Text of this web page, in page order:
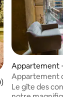
moyenne sur la
Appartement ⋅
Appartement de
Bergerac
Le gîte des